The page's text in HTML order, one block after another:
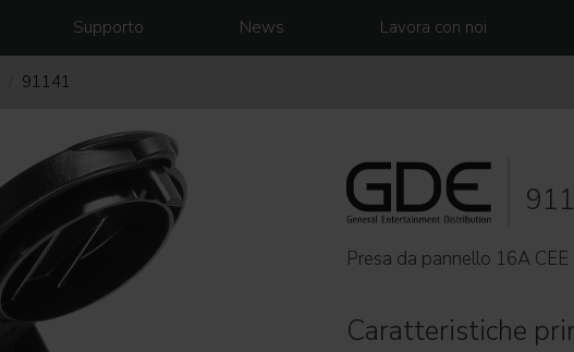
Supporto News Lavora con noi
91141
Presa da pannello 16A
Caratteristiche